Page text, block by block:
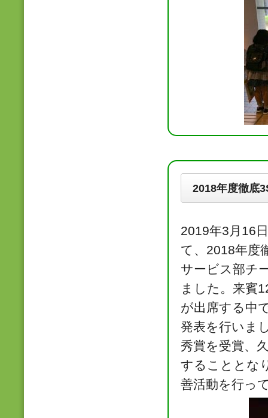
2018年度徹底
2019年3月16
て、2018年度
サービス部チ
ました。来賓
が出席する中
発表を行いま
秀賞を受賞、
することとな
善活動を行っ